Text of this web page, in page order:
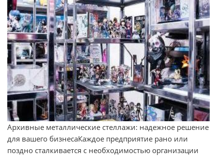
Архивные металлические стеллажи: надежное решение
для вашего бизнесаКаждое предприятие рано или
поздно сталкивается с необходимостью организации